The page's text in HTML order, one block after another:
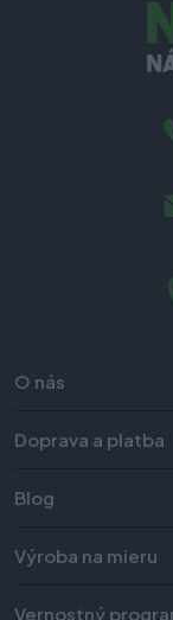
O nás
Doprava a platba
Blog
Výroba na mieru
Vernostný